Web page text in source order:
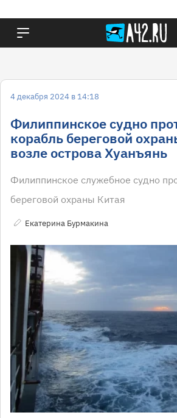
4 декабря 2024 в 14:18
Филиппинское судно
корабль береговой
возле острова Хуанъянь
Филиппинское служебное судно
береговой охраны Китая
Екатерина Бурмакина